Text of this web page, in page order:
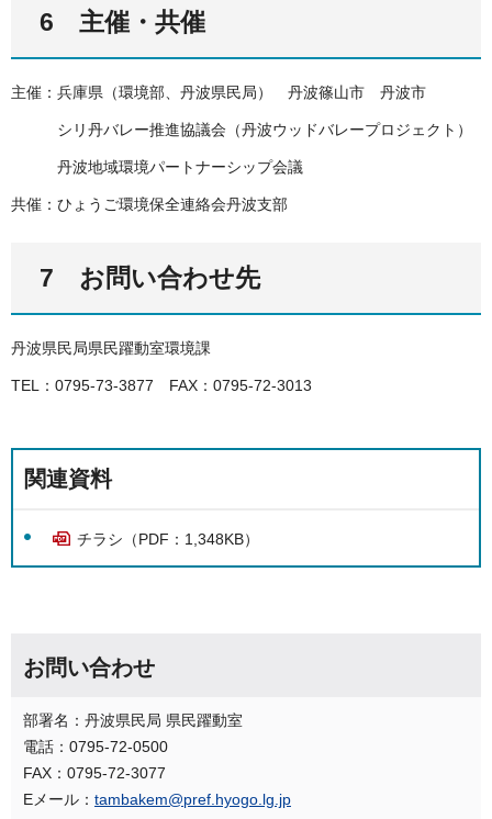
6 主催・共催
主催：兵庫県（環境部、丹波県民局） 丹波篠山市 丹波市
シリ丹バレー推進協議会（丹波ウッドバレープロジェクト）
丹波地域環境パートナーシップ会議
共催：ひょうご環境保全連絡会丹波支部
7 お問い合わせ先
丹波県民局県民躍動室環境課
TEL：0795-73-3877 FAX：0795-72-3013
関連資料
チラシ（PDF：1,348KB）
お問い合わせ
部署名：丹波県民局 県民躍動室
電話：0795-72-0500
FAX：0795-72-3077
Eメール： tambakem@pref.hyogo.lg.jp